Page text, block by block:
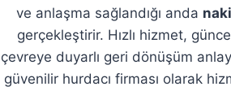
ve anlaşma sağlandığı anda
gerçekleştirir. Hızlı hizmet,
çevreye duyarlı geri dönüşüm
güvenilir hurdacı firması olarak